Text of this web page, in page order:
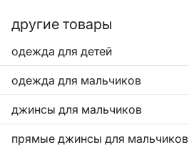
другие товары
одежда для детей
одежда для мальчиков
джинсы для мальчиков
прямые джинсы для мальчиков